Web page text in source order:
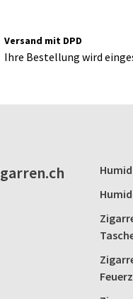
Versand mit DPD
Ihre Bestellung wird